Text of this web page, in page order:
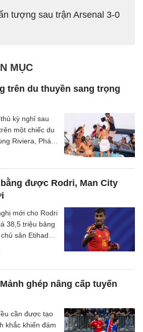
tượng sau trận Arsenal 3-0
MỤC
trên du thuyền sang trọng
kỳ nghỉ sau
một chiếc du
Riviera, Pháp,
được Rodri, Man City
mới cho Rodri
38,5 triệu bảng
sân Etihad
Ban Nha.
ghép nâng cấp tuyến
cần được tạo
khắc khiến đám